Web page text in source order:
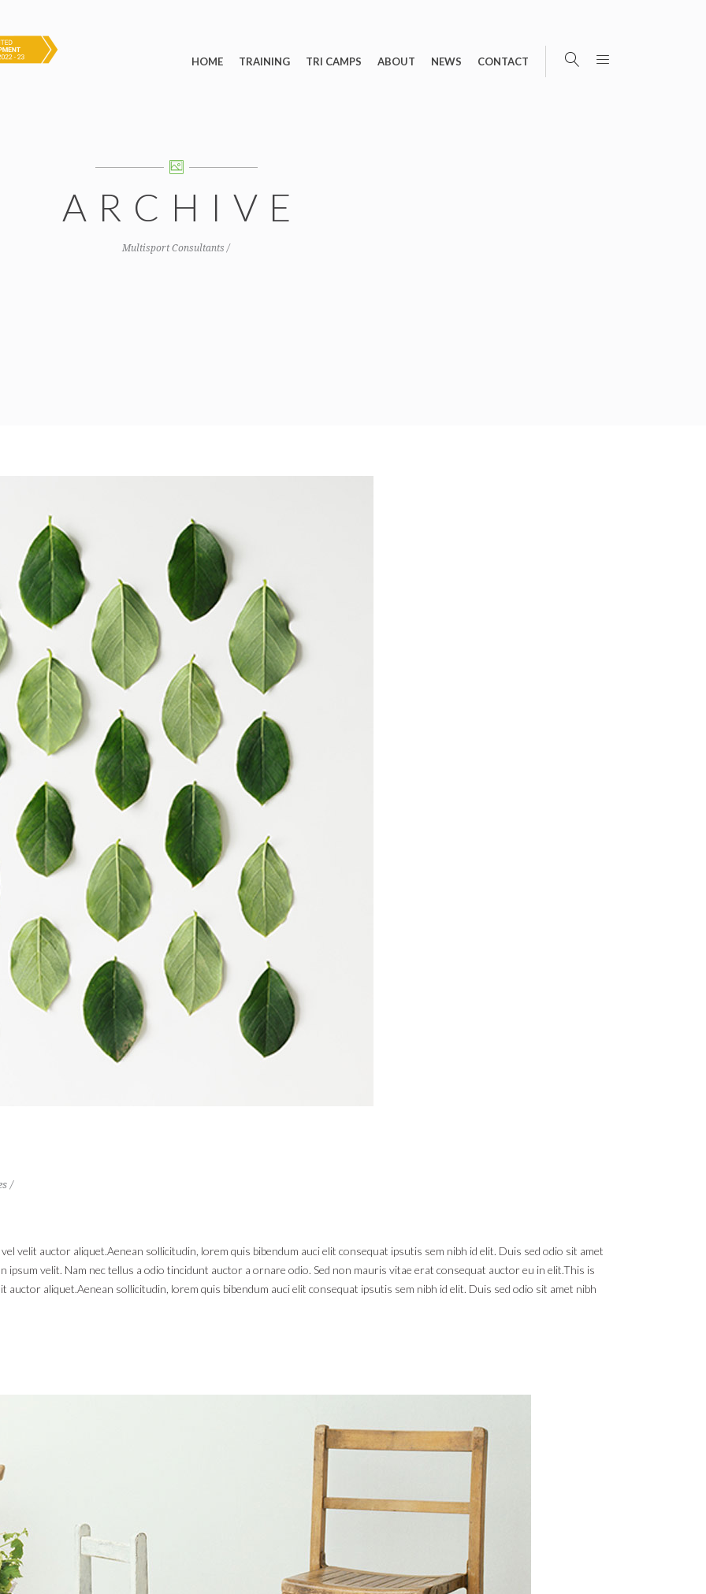
HOME TRAINING TRI CAMPS ABOUT NEWS CONTACT
ARCHIVE
Multisport Consultants /
velit auctor aliquet.Aenean sollicitudin, lorem quis bibendum auci elit consequat ipsutis sem nibh id elit. Duis sed odio sit amet
velit. Nam nec tellus a odio tincidunt auctor a ornare odio. Sed non mauris vitae erat consequat auctor eu in elit.This is
auctor aliquet.Aenean sollicitudin, lorem quis bibendum auci elit consequat ipsutis sem nibh id elit. Duis sed odio sit amet nibh